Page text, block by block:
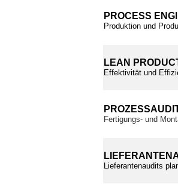
PROCESS
Produktion und
LEAN
Effektivität und
Fertigungs- und
Lieferantenaudits